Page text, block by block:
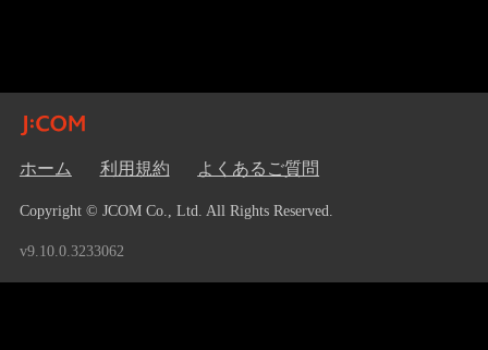
ホーム 利用規約 よくあるご質問
Copyright © JCOM Co., Ltd. All Rights Reserved.
v9.10.0.3233062